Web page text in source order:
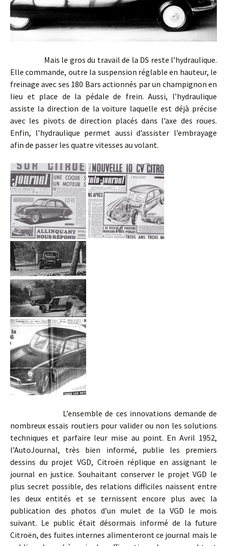
Mais le gros du travail de la DS reste l’hydraulique.
Elle commande, outre la suspension réglable en hauteur, le
freinage avec ses 180 Bars actionnés par un champignon en
lieu et place de la pédale de frein. Aussi, l’hydraulique
assiste la direction de la voiture laquelle est déjà précise
avec les pivots de direction placés dans l’axe des roues.
Enfin, l’hydraulique permet aussi d’assister l’embrayage
afin de passer les quatre vitesses au volant.
L’ensemble de ces innovations demande de
nombreux essais routiers pour valider ou non les solutions
techniques et parfaire leur mise au point. En Avril 1952,
l’AutoJournal, très bien informé, publie les premiers
dessins du projet VGD, Citroën réplique en assignant le
journal en justice. Souhaitant conserver le projet VGD le
plus secret possible, des relations difficiles naissent entre
les deux entités et se ternissent encore plus avec la
publication des photos d’un mulet de la VGD le mois
suivant. Le public était désormais informé de la future
Citroën, des fuites internes alimenteront ce journal mais le